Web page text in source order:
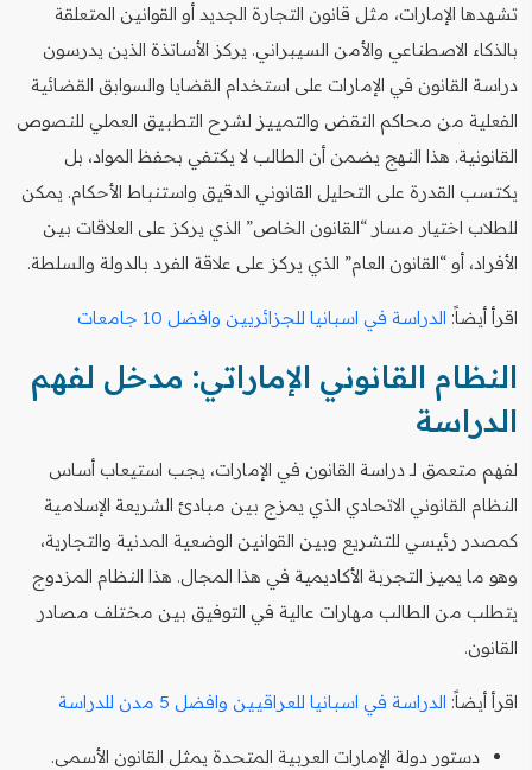
تشهدها الإمارات، مثل قانون التجارة الجديد أو القوانين المتعلقة
بالذكاء الاصطناعي والأمن السيبراني. يركز الأساتذة الذين يدرسون
دراسة القانون في الإمارات على استخدام القضايا والسوابق القضائية
الفعلية من محاكم النقض والتمييز لشرح التطبيق العملي للنصوص
القانونية. هذا النهج يضمن أن الطالب لا يكتفي بحفظ المواد، بل
يكتسب القدرة على التحليل القانوني الدقيق واستنباط الأحكام. يمكن
للطلاب اختيار مسار “القانون الخاص” الذي يركز على العلاقات بين
الأفراد، أو “القانون العام” الذي يركز على علاقة الفرد بالدولة والسلطة.
اقرأ أيضاً: الدراسة في اسبانيا للجزائريين وافضل 10 جامعات
النظام القانوني الإماراتي: مدخل لفهم
الدراسة
لفهم متعمق لـ دراسة القانون في الإمارات، يجب استيعاب أساس
النظام القانوني الاتحادي الذي يمزج بين مبادئ الشريعة الإسلامية
كمصدر رئيسي للتشريع وبين القوانين الوضعية المدنية والتجارية،
وهو ما يميز التجربة الأكاديمية في هذا المجال. هذا النظام المزدوج
يتطلب من الطالب مهارات عالية في التوفيق بين مختلف مصادر
القانون.
اقرأ أيضاً: الدراسة في اسبانيا للعراقيين وافضل 5 مدن للدراسة
دستور دولة الإمارات العربية المتحدة يمثل القانون الأسمى.